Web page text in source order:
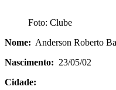
Foto: Clube
Nome: Anderson
Nascimento: 23/05/02
Cidade: